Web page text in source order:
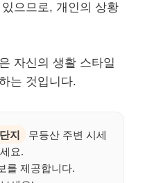
으므로, 개인의 상황
자신의 생활 스타일
는 것입니다.
지
무등산 주변 시세
요.
를 제공합니다.